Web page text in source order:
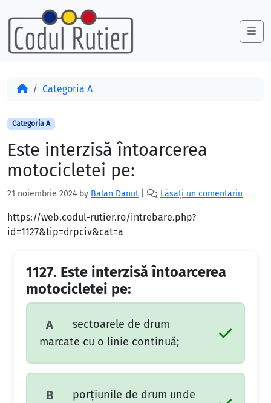
Skip to content
Skip to footer
AcasăCategoria A
Categoria A
Este interzisă întoarcerea
motocicletei pe:
21 noiembrie 2024 by Balan Danut Lăsați un comentariu
https://web.codul-rutier.ro/intrebare.php?
id=1127&tip=drpciv&cat=a
1127. Este interzisă întoarcerea
motocicletei pe:
A
sectoarele de drum
marcate cu o linie continuă;
B
porţiunile de drum unde